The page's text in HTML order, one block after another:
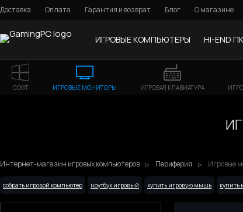
Доставка Оплата Гарантия и возврат Блог О магазине
ИГРОВЫЕ КОМПЬЮТЕРЫ HI-END ПК
СОФТ ИГРОВЫЕ МОНИТОРЫ ИГРОВАЯ КЛАВИАТУРА
Интернет-магазин игровых компьютеров Периферия Игровые
собрать игровой компьютер ноутбук игровый купить игровую мышь купить